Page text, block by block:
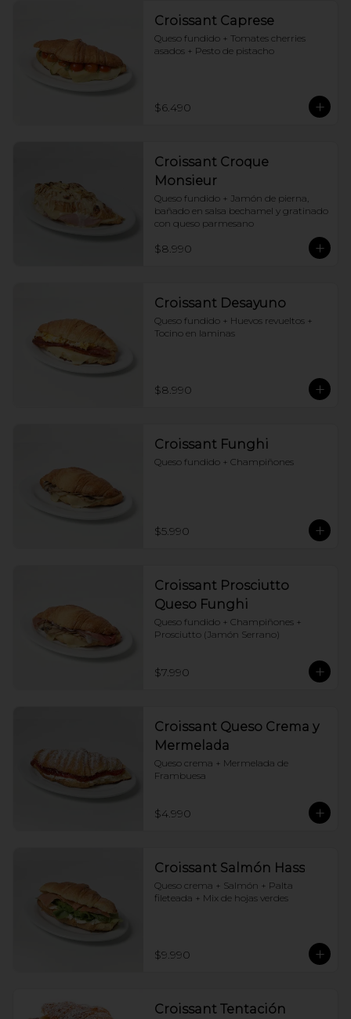
Croissant Caprese
Queso fundido + Tomates cherries
asados + Pesto de pistacho
$6.490
Croissant Croque
Monsieur
Queso fundido + Jamón de pierna,
bañado en salsa bechamel y gratinado
con queso parmesano
$8.990
Croissant Desayuno
Queso fundido + Huevos revueltos +
Tocino en laminas
$8.990
Croissant Funghi
Queso fundido + Champiñones
$5.990
Croissant Prosciutto
Queso Funghi
Queso fundido + Champiñones +
Prosciutto (Jamón Serrano)
$7.990
Croissant Queso Crema y
Mermelada
Queso crema + Mermelada de
Frambuesa
$4.990
Croissant Salmón Hass
Queso crema + Salmón + Palta
fileteada + Mix de hojas verdes
$9.990
Croissant Tentación